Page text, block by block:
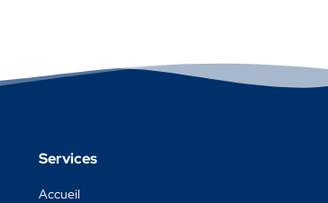
Services
Accueil